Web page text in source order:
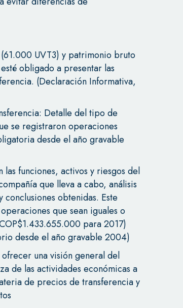
UVT3) y patrimonio bruto
obligado a presentar las
(Declaración Informativa,
Detalle del tipo de
se registraron operaciones
desde el año gravable
funciones, activos y riesgos del
que lleva a cabo, análisis
obtenidas. Este
que sean iguales o
para 2017)
desde el año gravable 2004)
una visión general del
de las actividades económicas a
de precios de transferencia y